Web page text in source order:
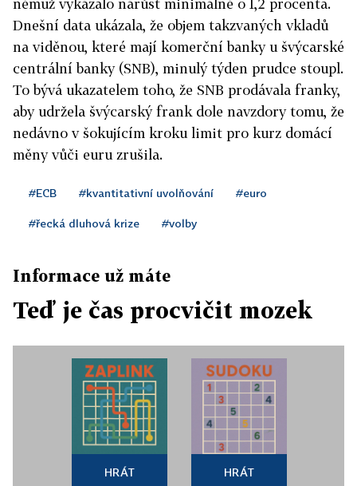
němuž vykázalo nárůst minimálně o 1,2 procenta.
Dnešní data ukázala, že objem takzvaných vkladů
na viděnou, které mají komerční banky u švýcarské
centrální banky (SNB), minulý týden prudce stoupl.
To bývá ukazatelem toho, že SNB prodávala franky,
aby udržela švýcarský frank dole navzdory tomu, že
nedávno v šokujícím kroku limit pro kurz domácí
měny vůči euru zrušila.
#ECB #kvantitativní uvolňování #euro
#řecká dluhová krize #volby
Informace už máte
Teď je čas procvičit mozek
HRÁT HRÁT